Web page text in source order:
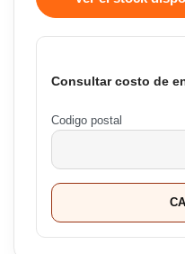
Consultar costo de
Codigo postal